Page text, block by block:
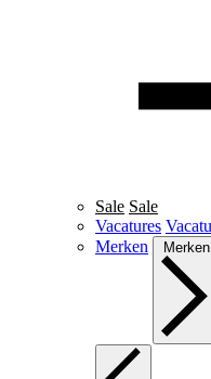
Sale Sale
Vacatures
Merken
Merken